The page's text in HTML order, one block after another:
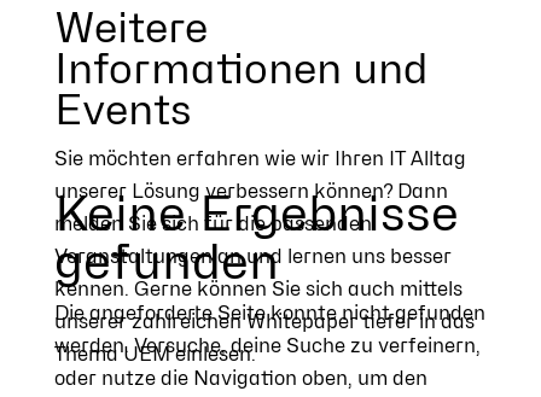
Weitere
Informationen und
Events
Sie möchten erfahren wie wir Ihren IT Alltag
unserer Lösung verbessern können? Dann
melden Sie sich für die passenden
Veranstaltungen an und lernen uns besser
kennen. Gerne können Sie sich auch mittels
unserer zahlreichen Whitepaper tiefer in das
Thema UEM einlesen.
Keine Ergebnisse
gefunden
Die angeforderte Seite konnte nicht gefunden
werden. Versuche, deine Suche zu verfeinern,
oder nutze die Navigation oben, um den